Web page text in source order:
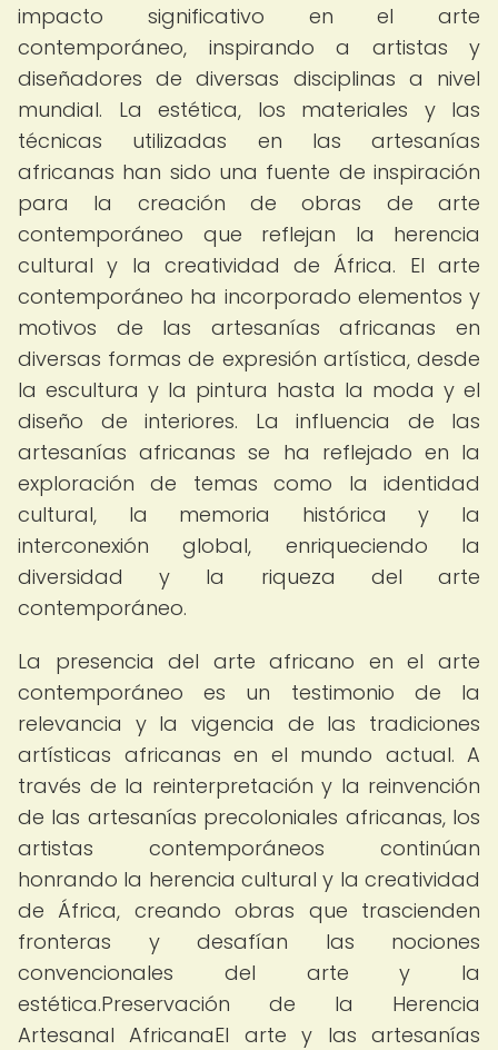
impacto significativo en el arte
contemporáneo, inspirando a artistas y
diseñadores de diversas disciplinas a nivel
mundial. La estética, los materiales y las
técnicas utilizadas en las artesanías
africanas han sido una fuente de inspiración
para la creación de obras de arte
contemporáneo que reflejan la herencia
cultural y la creatividad de África. El arte
contemporáneo ha incorporado elementos y
motivos de las artesanías africanas en
diversas formas de expresión artística, desde
la escultura y la pintura hasta la moda y el
diseño de interiores. La influencia de las
artesanías africanas se ha reflejado en la
exploración de temas como la identidad
cultural, la memoria histórica y la
interconexión global, enriqueciendo la
diversidad y la riqueza del arte
contemporáneo.
La presencia del arte africano en el arte
contemporáneo es un testimonio de la
relevancia y la vigencia de las tradiciones
artísticas africanas en el mundo actual. A
través de la reinterpretación y la reinvención
de las artesanías precoloniales africanas, los
artistas contemporáneos continúan
honrando la herencia cultural y la creatividad
de África, creando obras que trascienden
fronteras y desafían las nociones
convencionales del arte y la
estética.Preservación de la Herencia
Artesanal AfricanaEl arte y las artesanías